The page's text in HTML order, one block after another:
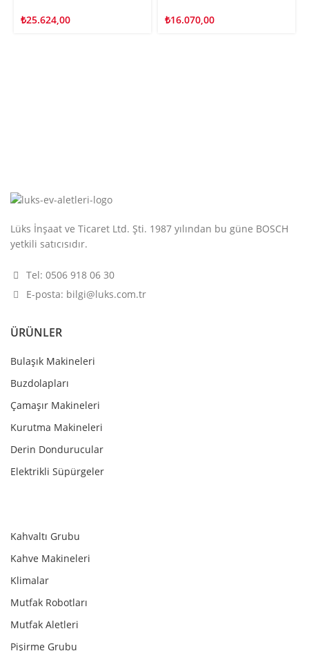
₺25.624,00 ₺16.070,00
Lüks İnşaat ve Ticaret Ltd. Şti. 1987 yılından bu güne BOSCH
yetkili satıcısıdır.
Tel: 0506 918 06 30
E-posta: bilgi@luks.com.tr
ÜRÜNLER
Bulaşık Makineleri
Buzdolapları
Çamaşır Makineleri
Kurutma Makineleri
Derin Dondurucular
Elektrikli Süpürgeler
Kahvaltı Grubu
Kahve Makineleri
Klimalar
Mutfak Robotları
Mutfak Aletleri
Pişirme Grubu